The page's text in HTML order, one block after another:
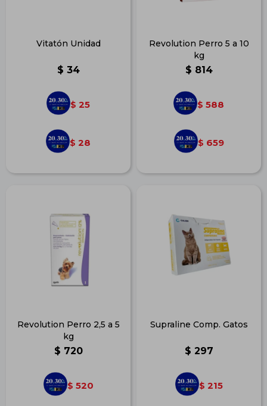
Vitatón Unidad
$ 34
$ 25
$ 28
Revolution Perro 5 a 10
kg
$ 814
$ 588
$ 659
Revolution Perro 2,5 a 5
kg
$ 720
$ 520
Supraline Comp. Gatos
$ 297
$ 215